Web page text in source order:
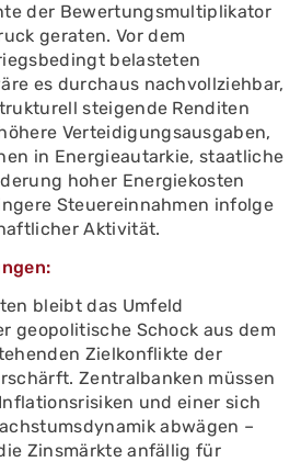
der Bewertungsmultiplikator
geraten. Vor dem
belasteten
es durchaus nachvollziehbar,
steigende Renditen
Verteidigungsausgaben,
in Energieautarkie, staatliche
hoher Energiekosten
Steuereinnahmen infolge
Aktivität.
bleibt das Umfeld
geopolitische Schock aus dem
Zielkonflikte der
Zentralbanken müssen
und einer sich
abwägen –
Zinsmärkte anfällig für